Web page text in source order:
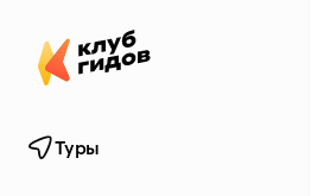
Туры